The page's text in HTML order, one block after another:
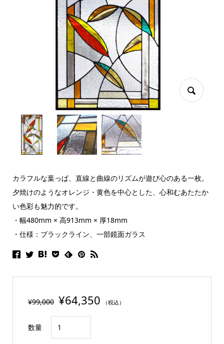
カラフルな葉っぱ、直線と曲線のリズムが遊び心のある一枚。
夕焼けのようなオレンジ・黄色を中心とした、心和むあたたか
い色彩も魅力的です。
・幅480mm × 高913mm × 厚18mm
・仕様：ブラックライン、一部鏡面ガラス
¥99,000 ¥64,350 （税込）
数量
納